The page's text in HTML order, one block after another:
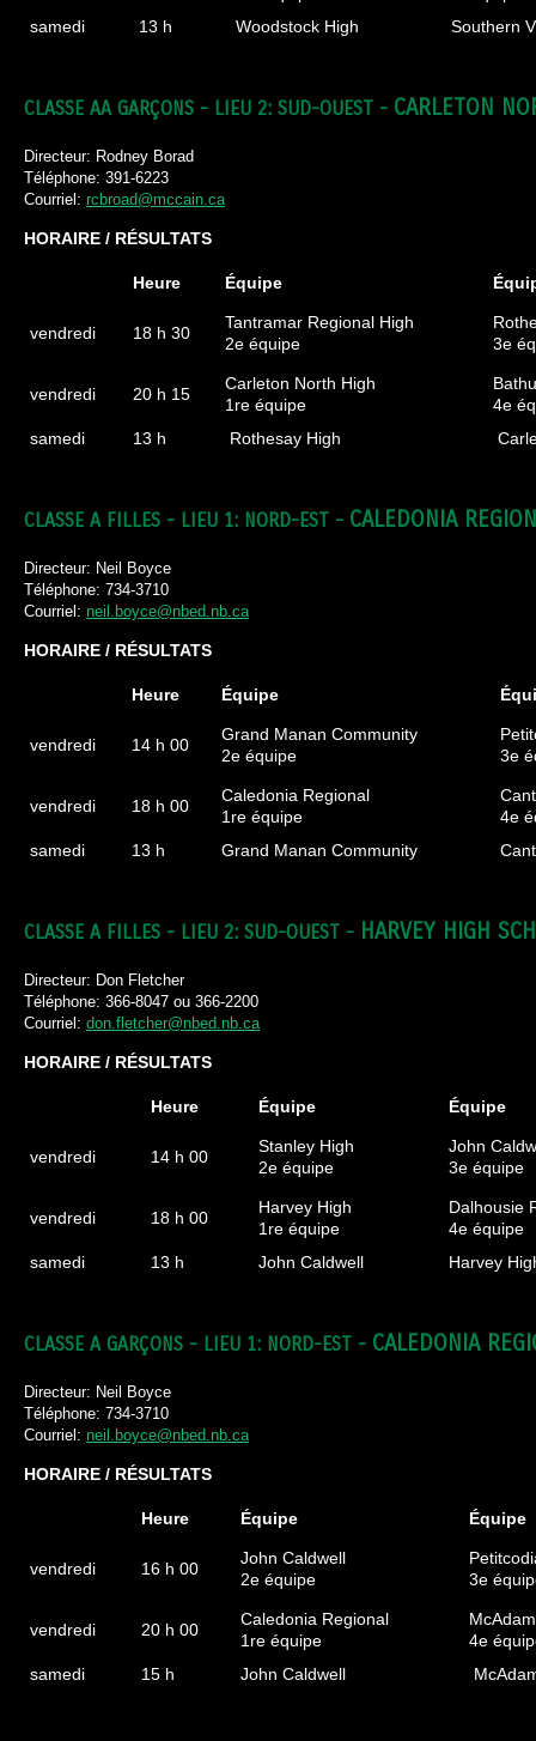
samedi
13 h Woodstock High Southern
CLASSE AA GARÇONS - LIEU 2: SUD-OUEST - CARLETON
Directeur: Rodney Borad
Téléphone: 391-6223
Courriel: rcbroad@mccain.ca
HORAIRE / RÉSULTATS
Heure Équipe
vendredi 18 h 30
Tantramar Regional High
2e équipe
3e
vendredi 20 h 15
Carleton North High
1re équipe
4e
samedi
13 h Rothesay High
CLASSE A FILLES - LIEU 1: NORD-EST - CALEDONIA
Directeur: Neil Boyce
Téléphone: 734-3710
Courriel: neil.boyce@nbed.nb.ca
HORAIRE / RÉSULTATS
Heure Équipe
vendredi 14 h 00
Grand Manan Community
2e équipe
3e
vendredi 18 h 00
Caledonia Regional
1re équipe
4e
samedi
13 h Grand Manan Community
CLASSE A FILLES - LIEU 2: SUD-OUEST - HARVEY HIGH
Directeur: Don Fletcher
Téléphone: 366-8047 ou 366-2200
Courriel: don.fletcher@nbed.nb.ca
HORAIRE / RÉSULTATS
Heure Équipe Équipe
vendredi 14 h 00
Stanley High
2e équipe
John
3e équipe
vendredi 18 h 00
Harvey High
1re équipe
Dalhousie
4e équipe
samedi
13 h John Caldwell Harvey
CLASSE A GARÇONS - LIEU 1: NORD-EST - CALEDONIA
Directeur: Neil Boyce
Téléphone: 734-3710
Courriel: neil.boyce@nbed.nb.ca
HORAIRE / RÉSULTATS
Heure Équipe Équipe
vendredi 16 h 00
John Caldwell
2e équipe
3e
vendredi 20 h 00
Caledonia Regional
1re équipe
4e
samedi
15 h John Caldwell